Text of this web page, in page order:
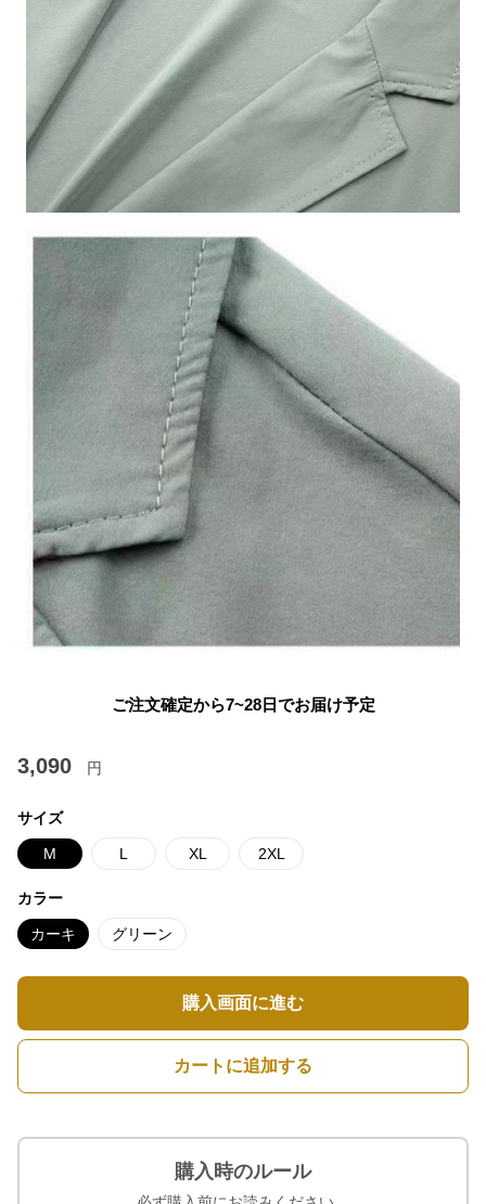
ご注文確定から7~28日でお届け予定
3,090 円
サイズ
M L XL 2XL
カラー
カーキ グリーン
購入画面に進む
カートに追加する
購入時のルール